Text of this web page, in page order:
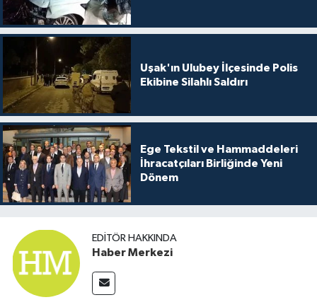
Uşak'ın Ulubey İlçesinde Polis
Ekibine Silahlı Saldırı
Ege Tekstil ve Hammaddeleri
İhracatçıları Birliğinde Yeni
Dönem
EDITÖR HAKKINDA
Haber Merkezi